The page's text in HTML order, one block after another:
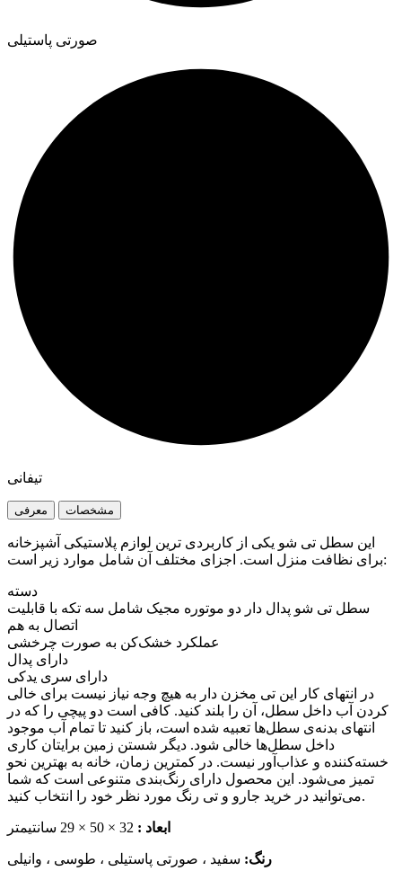
صورتی پاستیلی
تیفانی
معرفی مشخصات
این سطل تی شو یکی از کاربردی ترین لوازم پلاستیکی آشپزخانه
برای نظافت منزل است. اجزای مختلف آن شامل موارد زیر است:
دسته
سطل تی شو پدال دار دو موتوره مجیک شامل سه تکه با قابلیت
اتصال به هم
عملکرد خشک‌کن به صورت چرخشی
دارای پدال
دارای سری یدکی
در انتهای کار این تی مخزن دار به هیچ وجه نیاز نیست برای خالی
کردن آب داخل سطل، آن را بلند کنید. کافی است دو پیچی را که در
انتهای بدنه‌ی سطل‌ها تعبیه شده است، باز کنید تا تمام آب موجود
داخل سطل‌ها خالی شود. دیگر شستن زمین برایتان کاری
خسته‌کننده و عذاب‌آور نیست. در کمترین زمان، خانه به بهترین نحو
تمیز می‌شود. این محصول دارای رنگ‌بندی متنوعی است که شما
می‌توانید در خرید جارو و تی رنگ مورد نظر خود را انتخاب کنید.
ابعاد :
رنگ: سفید ، صورتی پاستیلی ، طوسی ، وانیلی